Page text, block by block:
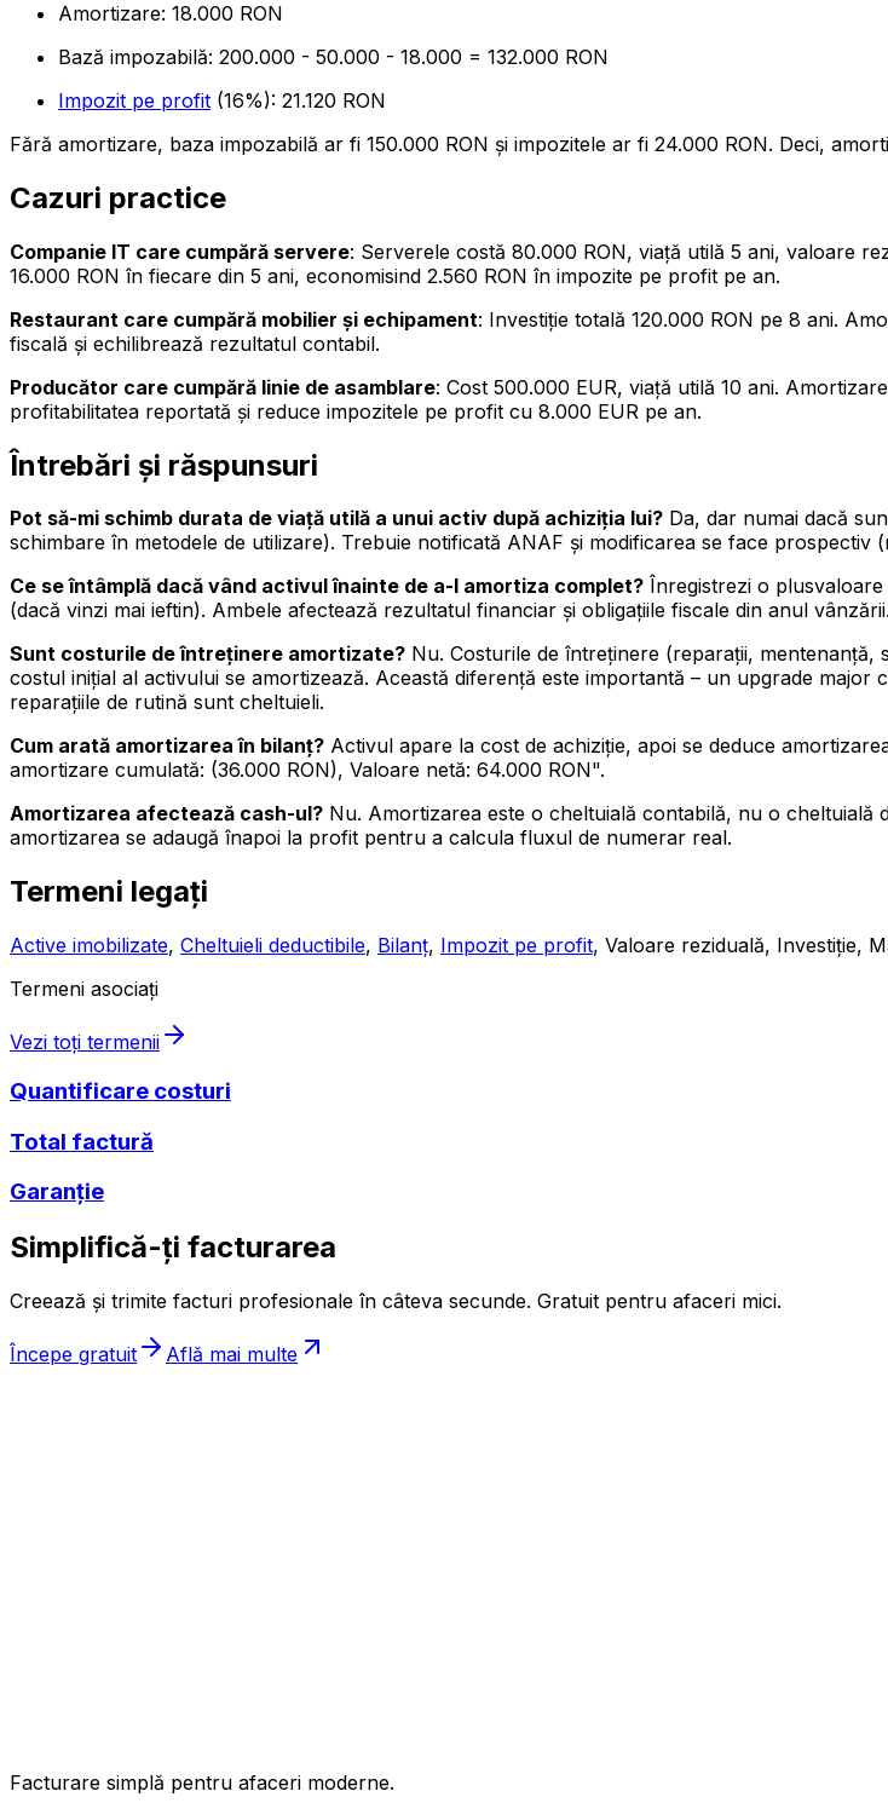
Amortizare: 18.000 RON
Bază impozabilă: 200.000 - 50.000 - 18.000 = 132.000 RON
Impozit pe profit (16%): 21.120 RON
Fără amortizare, baza impozabilă ar fi 150.000 RON și impozitele ar fi 24.000 RON. Deci,
Cazuri practice
Companie IT care cumpără servere: Serverele costă 80.000 RON, viață utilă 5 ani, valoare
16.000 RON în fiecare din 5 ani, economisind 2.560 RON în impozite pe profit pe an.
Restaurant care cumpără mobilier și echipament: Investiție totală 120.000 RON pe 8 ani.
fiscală și echilibrează rezultatul contabil.
Producător care cumpără linie de asamblare: Cost 500.000 EUR, viață utilă 10 ani.
profitabilitatea reportată și reduce impozitele pe profit cu 8.000 EUR pe an.
Întrebări și răspunsuri
Pot să-mi schimb durata de viață utilă a unui activ după achiziția lui? Da, dar numai dacă
schimbare în metodele de utilizare). Trebuie notificată ANAF și modificarea se face
Ce se întâmplă dacă vând activul înainte de a-l amortiza complet? Înregistrezi o
(dacă vinzi mai ieftin). Ambele afectează rezultatul financiar și obligațiile fiscale din anul vânzării.
Sunt costurile de întreținere amortizate? Nu. Costurile de întreținere (reparații, mentenanță,
costul inițial al activului se amortizează. Această diferență este importantă – un upgrade
reparațiile de rutină sunt cheltuieli.
Cum arată amortizarea în bilanț? Activul apare la cost de achiziție, apoi se deduce
amortizare cumulată: (36.000 RON), Valoare netă: 64.000 RON".
Amortizarea afectează cash-ul? Nu. Amortizarea este o cheltuială contabilă, nu o
amortizarea se adaugă înapoi la profit pentru a calcula fluxul de numerar real.
Termeni legați
Active imobilizate, Cheltuieli deductibile, Bilanț, Impozit pe profit, Valoare reziduală, Investiție,
Termeni asociați
Vezi toți termenii
Quantificare costuri
Total factură
Garanție
Simplifică-ți facturarea
Creează și trimite facturi profesionale în câteva secunde. Gratuit pentru afaceri mici.
Începe gratuit Află mai multe
Facturare simplă pentru afaceri moderne.